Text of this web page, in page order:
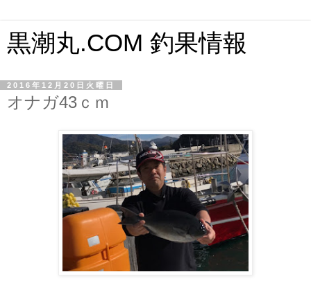
黒潮丸.COM 釣果情報
2016年12月20日火曜日
オナガ43ｃｍ